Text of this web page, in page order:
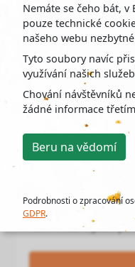
Nemáte se čeho bát,
pouze technické
našeho webu
Tyto soubory navíc
využívání našich
Chování návštěvníků
žádné informace
Beru na vědomí
Podrobnosti o zpracování
GDPR.
Komentáře k
Bohužel
Komentáře jsou